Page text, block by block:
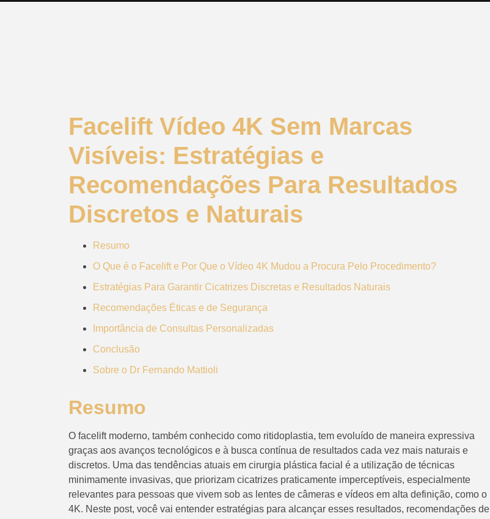
Facelift Vídeo 4K Sem Marcas
Visíveis: Estratégias e
Recomendações Para Resultados
Discretos e Naturais
Resumo
O Que é o Facelift e Por Que o Vídeo 4K Mudou a Procura Pelo Procedimento?
Estratégias Para Garantir Cicatrizes Discretas e Resultados Naturais
Recomendações Éticas e de Segurança
Importância de Consultas Personalizadas
Conclusão
Sobre o Dr Fernando Mattioli
Resumo
O facelift moderno, também conhecido como ritidoplastia, tem evoluído de maneira expressiva
graças aos avanços tecnológicos e à busca contínua de resultados cada vez mais naturais e
discretos. Uma das tendências atuais em cirurgia plástica facial é a utilização de técnicas
minimamente invasivas, que priorizam cicatrizes praticamente imperceptíveis, especialmente
relevantes para pessoas que vivem sob as lentes de câmeras e vídeos em alta definição, como o
4K. Neste post, você vai entender estratégias para alcançar esses resultados, recomendações de